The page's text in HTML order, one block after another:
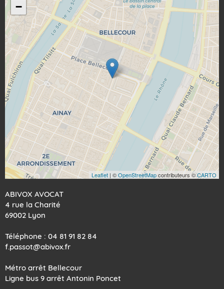
−
Leaflet | ©OpenStreetMapcontributeurs ©CARTO
ABIVOX AVOCAT
4 rue la Charité
69002 Lyon
Téléphone : 04 81 91 82 84
f.passot@abivox.fr
Métro arrêt Bellecour
Ligne bus 9 arrêt Antonin Poncet